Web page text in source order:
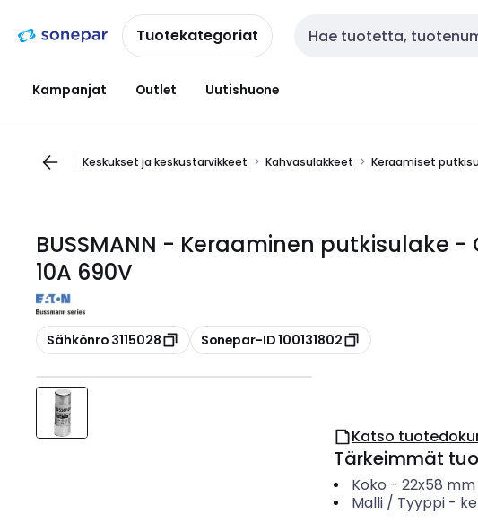
navigointiinsisältöönTuotekategoriat Haku
Kampanjat Outlet Uutishuone
Keskukset ja keskustarvikkeet Kahvasulakkeet Keraamiset
BUSSMANN - Keraaminen putkisulake -
10A 690V
Kopioi
Sähkönro 3115028 Kopioi
Sonepar-ID 100131802
Katso
Tärkeimmät
Koko - 22x58 mm
Malli / Tyyppi-